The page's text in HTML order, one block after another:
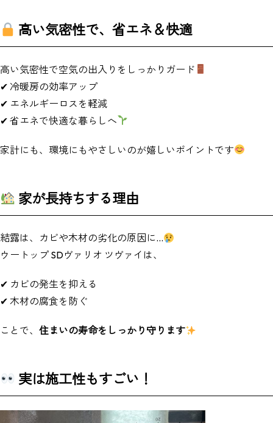
高い気密性で、省エネ＆快適
高い気密性で空気の出入りをしっかりガード
✔ 冷暖房の効率アップ
✔ エネルギーロスを軽減
✔ 省エネで快適な暮らしへ
家計にも、環境にもやさしいのが嬉しいポイントです
家が長持ちする理由
結露は、カビや木材の劣化の原因に…
ウートップ SDヴァリオ ツヴァイは、
✔ カビの発生を抑える
✔ 木材の腐食を防ぐ
ことで、 住まいの寿命をしっかり守ります
実は施工性もすごい！